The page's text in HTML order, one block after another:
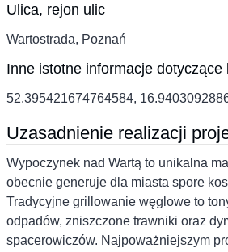
Ulica, rejon ulic
Wartostrada, Poznań
Inne istotne informacje dotyczące
52.395421674764584,
Uzasadnienie realizacji
Wypoczynek nad Wartą to unikalna
obecnie generuje dla miasta spore
Tradycyjne grillowanie węglowe to
odpadów, zniszczone trawniki oraz
spacerowiczów. Najpoważniejszym